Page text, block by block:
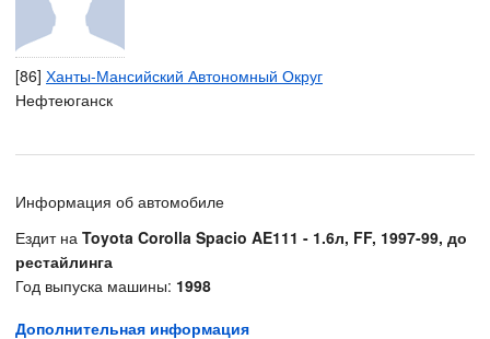
[86] Ханты-Мансийский Автономный Округ
Нефтеюганск
Информация об автомобиле
Ездит на Toyota Corolla Spacio AE111 - 1.6л, FF, 1997-99, до
рестайлинга
Год выпуска машины: 1998
Дополнительная информация